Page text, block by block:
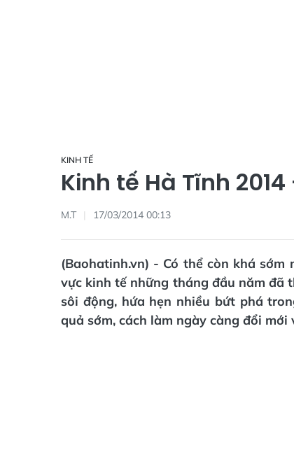
KINH TẾ
Kinh tế Hà Tĩnh
M.T 17/03/2014 00:13
(Baohatinh.vn) - Có thể còn khá
vực kinh tế những tháng đầu năm đã
sôi động, hứa hẹn nhiều bứt phá
quả sớm, cách làm ngày càng đổi